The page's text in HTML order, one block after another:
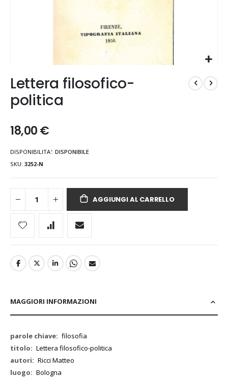
all'inizio
della
galleria
Lettera filosofico-
politica
18,00 €
DISPONIBILITA': DISPONIBILE
SKU 3252-N
AGGIUNGI AL CARRELLO
MAGGIORI INFORMAZIONI
Maggiori
Informazioni
filosofia
Lettera filosofico-politica
Ricci Matteo
Bologna